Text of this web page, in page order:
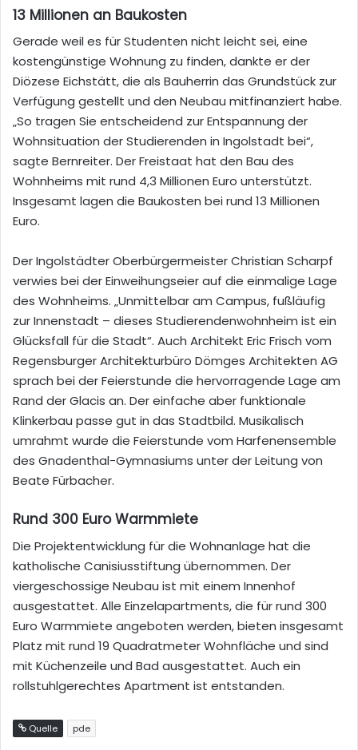
13 Millionen an Baukosten
Gerade weil es für Studenten nicht leicht sei, eine
kostengünstige Wohnung zu finden, dankte er der
Diözese Eichstätt, die als Bauherrin das Grundstück zur
Verfügung gestellt und den Neubau mitfinanziert habe.
„So tragen Sie entscheidend zur Entspannung der
Wohnsituation der Studierenden in Ingolstadt bei“,
sagte Bernreiter. Der Freistaat hat den Bau des
Wohnheims mit rund 4,3 Millionen Euro unterstützt.
Insgesamt lagen die Baukosten bei rund 13 Millionen
Euro.
Der Ingolstädter Oberbürgermeister Christian Scharpf
verwies bei der Einweihungseier auf die einmalige Lage
des Wohnheims. „Unmittelbar am Campus, fußläufig
zur Innenstadt – dieses Studierendenwohnheim ist ein
Glücksfall für die Stadt“. Auch Architekt Eric Frisch vom
Regensburger Architekturbüro Dömges Architekten AG
sprach bei der Feierstunde die hervorragende Lage am
Rand der Glacis an. Der einfache aber funktionale
Klinkerbau passe gut in das Stadtbild. Musikalisch
umrahmt wurde die Feierstunde vom Harfenensemble
des Gnadenthal-Gymnasiums unter der Leitung von
Beate Fürbacher.
Rund 300 Euro Warmmiete
Die Projektentwicklung für die Wohnanlage hat die
katholische Canisiusstiftung übernommen. Der
viergeschossige Neubau ist mit einem Innenhof
ausgestattet. Alle Einzelapartments, die für rund 300
Euro Warmmiete angeboten werden, bieten insgesamt
Platz mit rund 19 Quadratmeter Wohnfläche und sind
mit Küchenzeile und Bad ausgestattet. Auch ein
rollstuhlgerechtes Apartment ist entstanden.
Quelle pde